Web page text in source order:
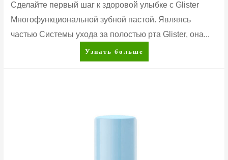
Сделайте первый шаг к здоровой улыбке с Glister
Многофункциональной зубной пастой. Являясь
частью Системы ухода за полостью рта Glister, она...
Glister™
Многофункциональная
Узнать больше